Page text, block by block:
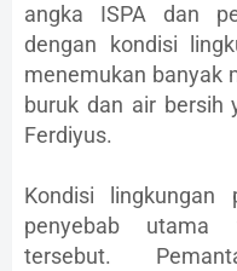
angka ISPA dan
dengan kondisi
menemukan banyak
buruk dan air bersih
Ferdiyus.
Kondisi lingkungan
penyebab utama
tersebut.